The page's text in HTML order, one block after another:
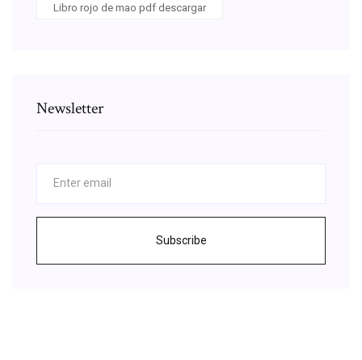
Libro rojo de mao pdf descargar
Newsletter
Subscribe